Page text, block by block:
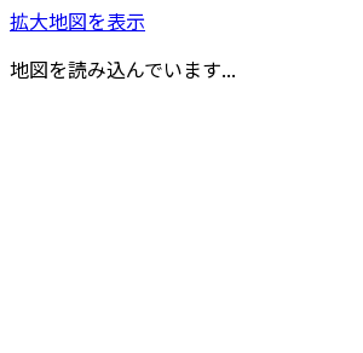
拡大地図を表示
地図を読み込んでいます...